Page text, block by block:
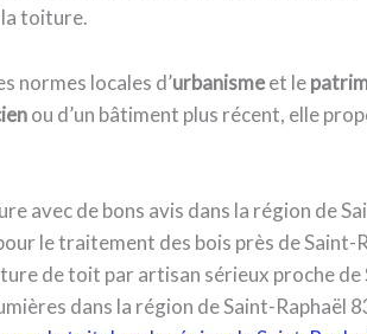
toiture.
normes locales d’urbanismeet le
ou d’un bâtiment plus récent, elle
avec de bons avis dans la région de
le traitement des bois près de Saint-
de toit par artisan sérieux proche de
dans la région de Saint-Raphaël